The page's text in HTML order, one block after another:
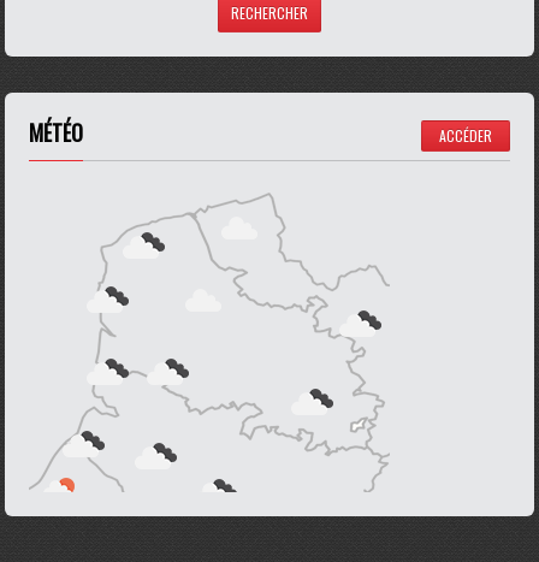
MÉTÉO ACCÉDER